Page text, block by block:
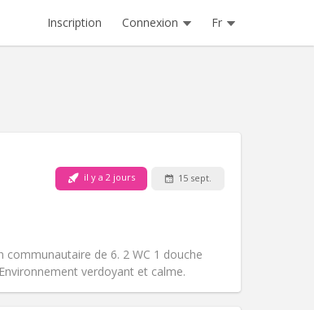
Inscription Connexion Fr
il y a 2 jours 15 sept.
communautaire de 6. 2 WC 1 douche
verdoyant et calme.
Autre
Animaux de compagnie:Non